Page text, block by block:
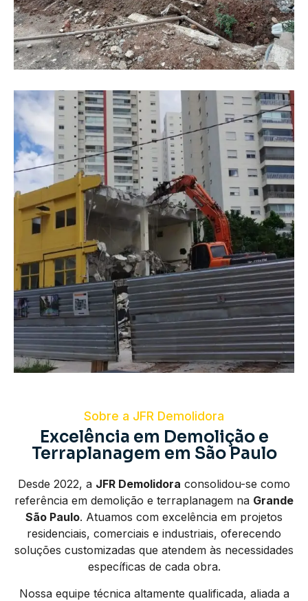
Sobre a JFR Demolidora
Excelência em Demolição e
Terraplanagem em São Paulo
Desde 2022, a JFR Demolidora consolidou-se como
referência em demolição e terraplanagem na Grande
São Paulo. Atuamos com excelência em projetos
residenciais, comerciais e industriais, oferecendo
soluções customizadas que atendem às necessidades
específicas de cada obra.
Nossa equipe técnica altamente qualificada, aliada a